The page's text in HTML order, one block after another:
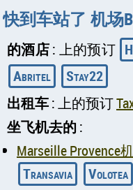
快到车站了 机场
的酒店: 上的预订
Abritel
Stay22
出租车: 上的预订
坐飞机去的 :
Marseille Provence
Transavia
Volotea